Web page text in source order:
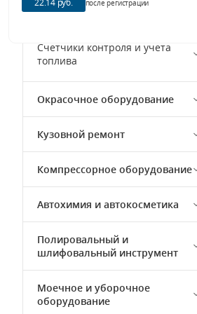
Наконечники для
маслосменного оборудования
Счетчики контроля и учета
топлива
Окрасочное оборудование
Кузовной ремонт
Компрессорное оборудование
Автохимия и автокосметика
Полировальный и
шлифовальный инструмент
Моечное и уборочное
оборудование
22.14 руб. после регистрации